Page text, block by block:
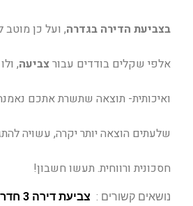
בצביעת הדירה בגדרה, ועל כן
אלפי שקלים בודדים עבורצביעה,
ואיכותית- תוצאה שתשרת אתכם
שלעתים הוצאה יותר יקרה, עשויה
חסכונית ורווחית. תעשו חשבון!
נושאים קשורים : צביעת דירה 3 חדרים